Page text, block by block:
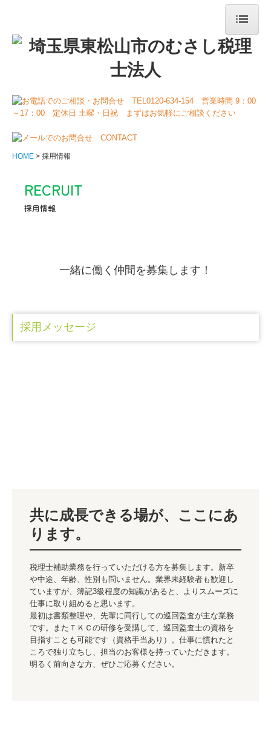
HOME
ご挨拶・経営理念
セミナー案内
お客様紹介
法人・個人事業主のお客さまへ
相続
採用情報
スタッフインタビュー
数字で見る
スタッフの一日
募集要項・応募フォーム
HOME 採用情報
RECRUIT
採用情報
一緒に働く仲間を募集します！
採用メッセージ
共に成長できる場が、ここにあ
ります。
税理士補助業務を行っていただける方を募集します。新卒
や中途、年齢、性別も問いません。業界未経験者も歓迎し
ていますが、簿記3級程度の知識があると、よりスムーズに
仕事に取り組めると思います。
最初は書類整理や、先輩に同行しての巡回監査が主な業務
です。またＴＫＣの研修を受講して、巡回監査士の資格を
目指すことも可能です（資格手当あり）。仕事に慣れたと
ころで独り立ちし、担当のお客様を持っていただきます。
明るく前向きな方、ぜひご応募ください。